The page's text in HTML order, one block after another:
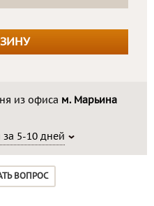
из офиса м. Марьина
за 5-10 дней
ВОПРОС